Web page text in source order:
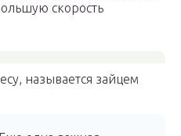
скорость
называется зайцем